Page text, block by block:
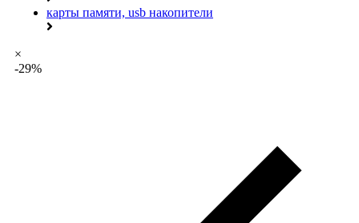
карты памяти, usb накопители
×
-29%